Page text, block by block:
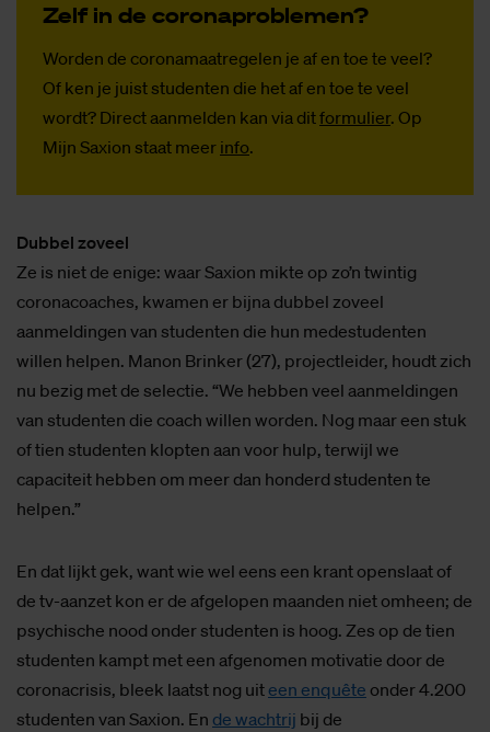
Zelf in de co­rona­pro­ble­men?
Worden de coronamaatregelen je af en toe te veel?
Of ken je juist studenten die het af en toe te veel
wordt? Direct aanmelden kan via ditformulier. Op
Mijn Saxion staat meer info.
Dubbel zoveel
Ze is niet de enige: waar Saxion mikte op zo’n twintig
coronacoaches, kwamen er bijna dubbel zoveel
aanmeldingen van studenten die hun medestudenten
willen helpen. Manon Brinker (27), projectleider, houdt zich
nu bezig met de selectie. “We hebben veel aanmeldingen
van studenten die coach willen worden. Nog maar een stuk
of tien studenten klopten aan voor hulp, terwijl we
capaciteit hebben om meer dan honderd studenten te
helpen.”
En dat lijkt gek, want wie wel eens een krant openslaat of
de tv-aanzet kon er de afgelopen maanden niet omheen; de
psychische nood onder studenten is hoog. Zes op de tien
studenten kampt met een afgenomen motivatie door de
coronacrisis, bleek laatst nog uit een enquête onder 4.200
studenten van Saxion. En de wachtrij bij de